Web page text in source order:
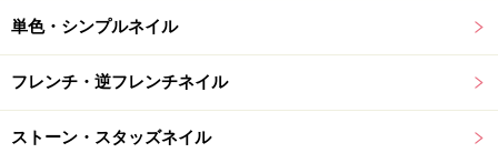
単色・シンプルネイル
フレンチ・逆フレンチネイル
ストーン・スタッズネイル